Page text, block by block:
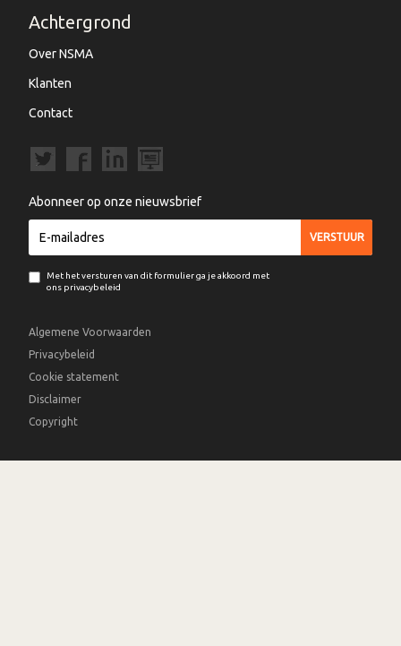
Achtergrond
Over NSMA
Klanten
Contact
Abonneer op onze nieuwsbrief
Met het versturen van dit formulier ga je akkoord met
ons privacybeleid
Algemene Voorwaarden
Privacybeleid
Cookie statement
Disclaimer
Copyright